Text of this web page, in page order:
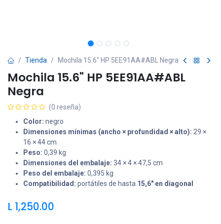
Tienda Mochila 15.6" HP 5EE91AA#ABL Negra
Mochila 15.6" HP 5EE91AA#ABL
Negra
(0 reseña)
Color: negro
Dimensiones mínimas (ancho × profundidad × alto): 29 ×
16 × 44 cm
Peso: 0,39 kg
Dimensiones del embalaje: 34 × 4 × 47,5 cm
Peso del embalaje: 0,395 kg
Compatibilidad: portátiles de hasta 15,6" en diagonal
L 1,250.00